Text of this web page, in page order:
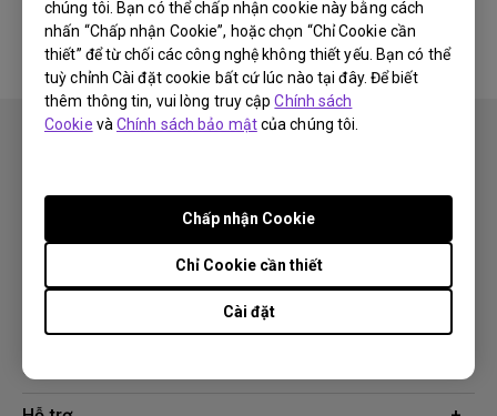
chúng tôi. Bạn có thể chấp nhận cookie này bằng cách
nhấn “Chấp nhận Cookie”, hoặc chọn “Chỉ Cookie cần
thiết” để từ chối các công nghệ không thiết yếu. Bạn có thể
tuỳ chỉnh Cài đặt cookie bất cứ lúc nào tại đây. Để biết
thêm thông tin, vui lòng truy cậpChính sách
Cookie vàChính sách bảo mậtcủa chúng tôi.
Cài đặt
Chỉ Cookie cần thiết
Chấp nhận Cookie
mềm điều khiển liên quan
Giải pháp công nghệ
Chuyên gia BenQ AQCOLOR